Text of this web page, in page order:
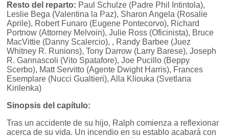
Resto del reparto: Paul Schulze (Padre Phil Intintola),
Leslie Bega (Valentina la Paz), Sharon Angela (Rosalie
Aprile), Robert Funaro (Eugene Pontecorvo), Richard
Portnow (Attorney Melvoin), Julie Ross (Oficinista), Bruce
MacVittie (Danny Scalercio), , Randy Barbee (Juez
Whitney R. Runions), Tony Darrow (Larry Barese), Joseph
R. Gannascoli (Vito Spatafore), Joe Pucillo (Beppy
Scerbo), Matt Servitto (Agente Dwight Harris), Frances
Esemplare (Nucci Gualtieri), Alla Kliouka (Svetlana
Kirilenka)
Sinopsis del capítulo:
Tras un accidente de su hijo, Ralph comienza a reflexionar
acerca de su vida. Un incendio en su establo acabará con